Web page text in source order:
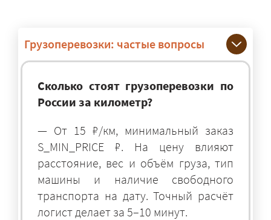
Грузоперевозки: частые вопросы
Сколько стоят грузоперевозки по
России за километр?
— От 15 ₽/км, минимальный заказ
S_MIN_PRICE ₽. На цену влияют
расстояние, вес и объём груза, тип
машины и наличие свободного
транспорта на дату. Точный расчёт
логист делает за 5–10 минут.